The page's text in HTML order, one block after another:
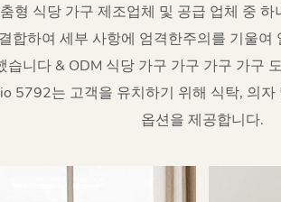
형 식당 가구 제조업체 및 공급 업체 중 하
합하여 세부 사항에 엄격한주의를 기울
습니다 & ODM 식당 가구 가구 가구 가구
5792는 고객을 유치하기 위해 식탁, 의
옵션을 제공합니다.